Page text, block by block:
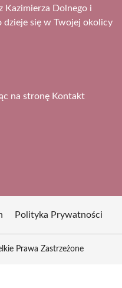
Kazimierza Dolnego i
dzieje się w Twojej okolicy
na stronę Kontakt
Polityka Prywatności
Prawa Zastrzeżone